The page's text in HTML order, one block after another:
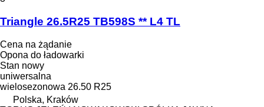
Triangle 26.5R25 TB598S ** L4 TL
Cena na żądanie
Opona do ładowarki
Stan nowy
uniwersalna
wielosezonowa 26.50 R25
Polska, Kraków